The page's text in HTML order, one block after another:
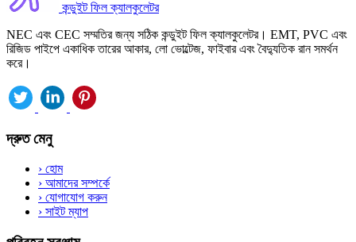
কন্ডুইট ফিল ক্যালকুলেটর
NEC এবং CEC সম্মতির জন্য সঠিক কন্ডুইট ফিল ক্যালকুলেটর। EMT, PVC এবং
রিজিড পাইপে একাধিক তারের আকার, লো ভোল্টেজ, ফাইবার এবং বৈদ্যুতিক রান সমর্থন
করে।
দ্রুত মেনু
› হোম
› আমাদের সম্পর্কে
› যোগাযোগ করুন
› সাইট ম্যাপ